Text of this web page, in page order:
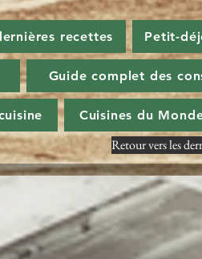
recettes Petit-
Guide complet des
Cuisines du
Retour vers les